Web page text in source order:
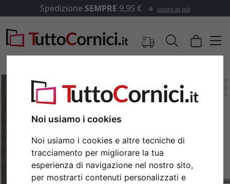
Noi usiamo i cookies
Noi usiamo i cookies e altre tecniche di
tracciamento per migliorare la tua
esperienza di navigazione nel nostro sito,
per mostrarti contenuti personalizzati e
Spedizione SEMPRE 9,95 € scopri di più